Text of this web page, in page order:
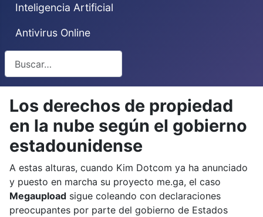
Inteligencia Artificial
Antivirus Online
Los derechos de propiedad
en la nube según el gobierno
estadounidense
A estas alturas, cuando Kim Dotcom ya ha anunciado
y puesto en marcha su proyecto me.ga, el caso
Megaupload sigue coleando con declaraciones
preocupantes por parte del gobierno de Estados